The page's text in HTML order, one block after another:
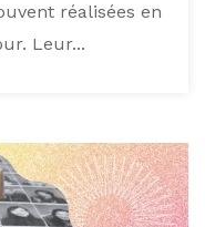
réalisées en
Leur...